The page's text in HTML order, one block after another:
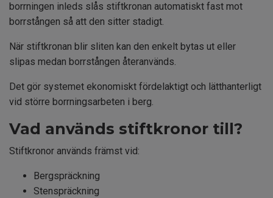
borrningen inleds slås stiftkronan automatiskt fast mot
borrstången så att den sitter stadigt.
När stiftkronan blir sliten kan den enkelt bytas ut eller
slipas medan borrstången återanvänds.
Det gör systemet ekonomiskt fördelaktigt och lätthanterligt
vid större borrningsarbeten i berg.
Vad används stiftkronor till?
Stiftkronor används främst vid:
Bergspräckning
Stenspräckning